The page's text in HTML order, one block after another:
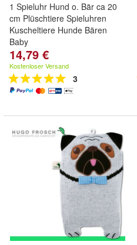
1 Spieluhr Hund o. Bär ca 20
cm Plüschtiere Spieluhren
Kuscheltiere Hunde Bären
Baby
14,79 €
Kostenloser Versand
3